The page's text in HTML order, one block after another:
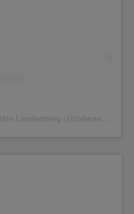
Ein Beitrag geteilt von Dres. Von Landenberg (@zahnaerzte.dresvonlandenberg)